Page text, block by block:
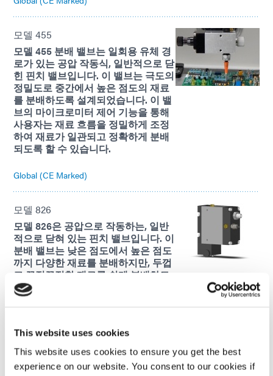
This website uses cookies
This website uses cookies to ensure you get the best
experience on our website. You consent to our cookies if
모델 455
모델 455 분배 밸브는 일회용 유체 경
로가 있는 공압 작동식, 일반적으로 닫
힌 핀치 밸브입니다. 이 밸브는 극도의
정밀도로 중간에서 높은 점도의 재료
를 분배하도록 설계되었습니다. 이 밸
브의 마이크로미터 제어 기능을 통해
사용자는 재료 흐름을 정밀하게 조정
하여 재료가 일관되고 정확하게 분배
되도록 할 수 있습니다.
Global (CE Marked)
모델 826
모델 826은 공압으로 작동하는, 일반
적으로 닫혀 있는 핀치 밸브입니다. 이
분배 밸브는 낮은 점도에서 높은 점도
까지 다양한 재료를 분배하지만, 두껍
고 끈적끈적한 재료를 쉽게 분배하도
록 특별히 설계되었습니다. 이 밸브는
매우 정밀하며, 밸브를 통한 유량, 튜
잠금식 제어 장치에서 정밀도를 얻습
니다.